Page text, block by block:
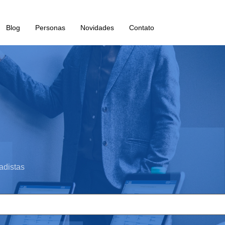
Blog Personas Novidades Contato